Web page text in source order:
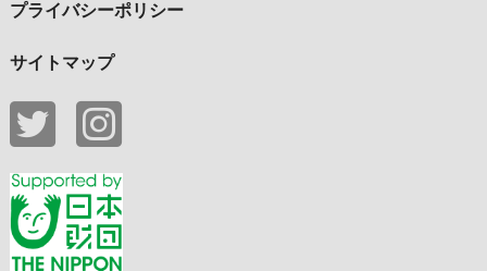
プライバシーポリシー
サイトマップ